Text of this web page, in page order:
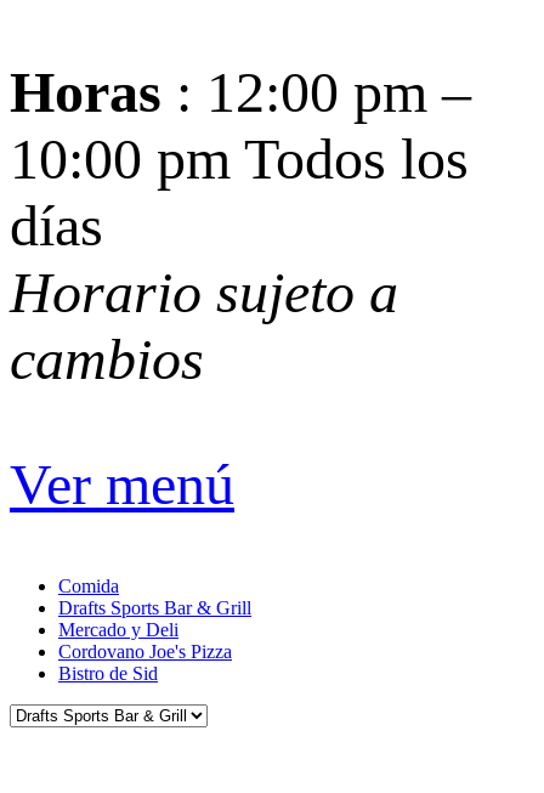
Horas : 12:00 pm –
10:00 pm Todos los
días
Horario sujeto a
cambios
Ver menú
Comida
Drafts Sports Bar & Grill
Mercado y Deli
Cordovano Joe's Pizza
Bistro de Sid